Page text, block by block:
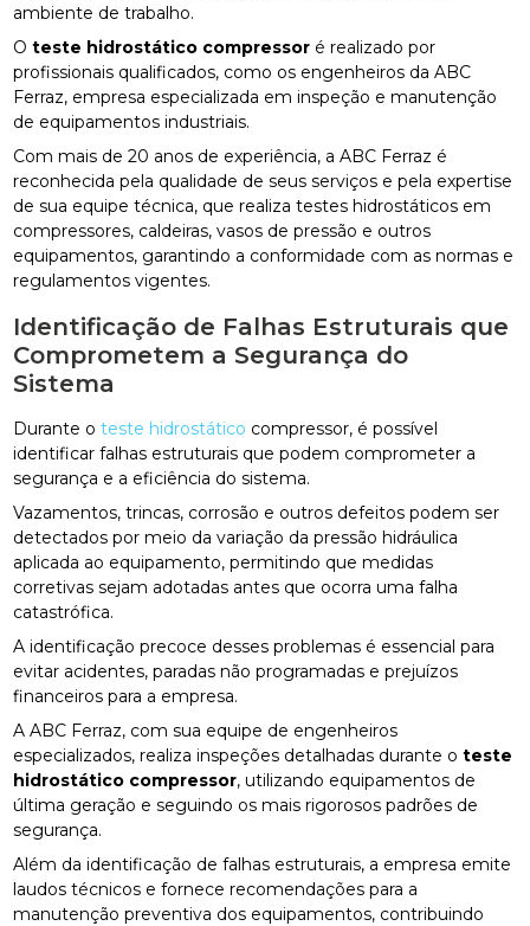
ambiente de trabalho.
Oteste hidrostático compressor é realizado por
profissionais qualificados, como os engenheiros da ABC
Ferraz, empresa especializada em inspeção e manutenção
de equipamentos industriais.
Com mais de 20 anos de experiência, a ABC Ferraz é
reconhecida pela qualidade de seus serviços e pela expertise
de sua equipe técnica, que realiza testes hidrostáticos em
compressores, caldeiras, vasos de pressão e outros
equipamentos, garantindo a conformidade com as normas e
regulamentos vigentes.
Identificação de Falhas Estruturais que
Comprometem a Segurança do
Sistema
Durante oteste hidrostático compressor, é possível
identificar falhas estruturais que podem comprometer a
segurança e a eficiência do sistema.
Vazamentos, trincas, corrosão e outros defeitos podem ser
detectados por meio da variação da pressão hidráulica
aplicada ao equipamento, permitindo que medidas
corretivas sejam adotadas antes que ocorra uma falha
catastrófica.
A identificação precoce desses problemas é essencial para
evitar acidentes, paradas não programadas e prejuízos
financeiros para a empresa.
A ABC Ferraz, com sua equipe de engenheiros
especializados, realiza inspeções detalhadas durante oteste
hidrostático compressor, utilizando equipamentos de
última geração e seguindo os mais rigorosos padrões de
segurança.
Além da identificação de falhas estruturais, a empresa emite
laudos técnicos e fornece recomendações para a
manutenção preventiva dos equipamentos, contribuindo